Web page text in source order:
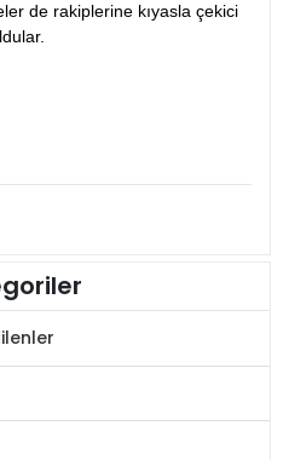
de rakiplerine kıyasla çekici